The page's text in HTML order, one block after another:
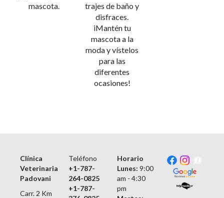
mascota.
trajes de baño y
disfraces.
iMantén tu
mascota a la
moda y vístelos
para las
diferentes
ocasiones!
Clínica
Veterinaria
Padovani
Carr. 2 Km
Teléfono
+1-787-
264-0825
+1-787-
Horario
Lunes: 9:00
am - 4:30
pm